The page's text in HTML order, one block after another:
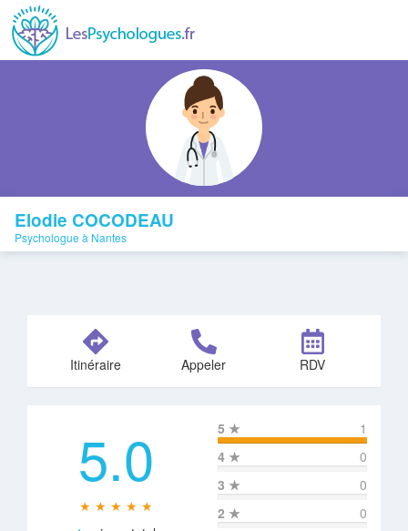
Elodie COCODEAU
Psychologue à Nantes
Itinéraire Appeler RDV
5.0
★ ★ ★ ★ ★
5 ★
1
4 ★
0
3 ★
0
2 ★
0